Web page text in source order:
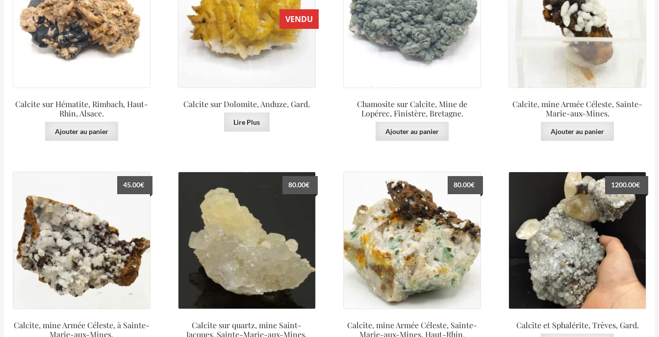
Calcite sur Hématite, Rimbach, Haut-
Rhin, Alsace.
Ajouter au panier
VENDU
Calcite sur Dolomite, Anduze, Gard.
Lire Plus
Chamosite sur Calcite, Mine de
Lopérec, Finistère, Bretagne.
Ajouter au panier
Calcite, mine Armée Céleste, Sainte-
Marie-aux-Mines.
Ajouter au panier
Calcite, mine Armée Céleste, à Sainte-
Marie-aux-Mines.
45.00€
Calcite sur quartz, mine Saint-
Jacques, Sainte-Marie-aux-Mines.
80.00€
Calcite, mine Armée Céleste, Sainte-
Marie-aux-Mines, Haut-Rhin.
80.00€
Calcite et Sphalérite, Trèves, Gard.
1200.00€